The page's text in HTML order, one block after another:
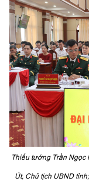
Thiếu tướng Trần Ngọc
Út, Chủ tịch UBND